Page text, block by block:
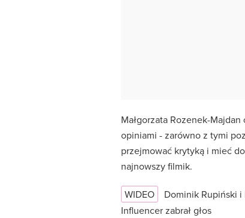
Małgorzata Rozenek-
opiniami - zarówno z tymi
przejmować krytyką i mieć
najnowszy filmik.
WIDEO
Dominik Rupiński i
Influencer zabrał głos